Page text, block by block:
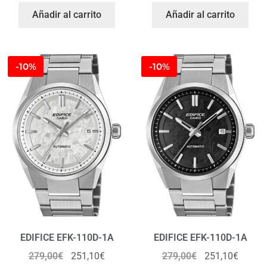
Añadir al carrito Añadir al carrito
-10%
EDIFICE EFK-110D-1A
279,00€ 251,10€
-10%
EDIFICE EFK-110D-1A
279,00€ 251,10€